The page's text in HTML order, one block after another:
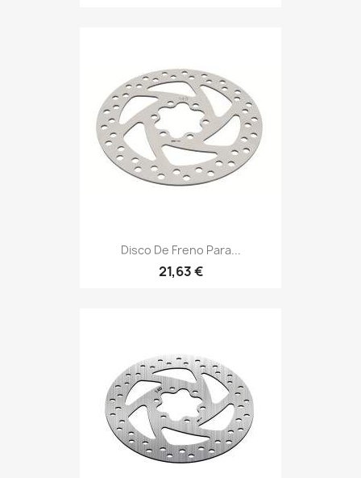
Disco De Freno Para...
21,63 €